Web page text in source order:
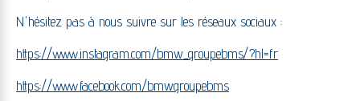
N'hésitez pas à nous suivre sur les réseaux sociaux :
https://www.instagram.com/bmw_groupebms/?hl=fr
https://www.facebook.com/bmwgroupebms